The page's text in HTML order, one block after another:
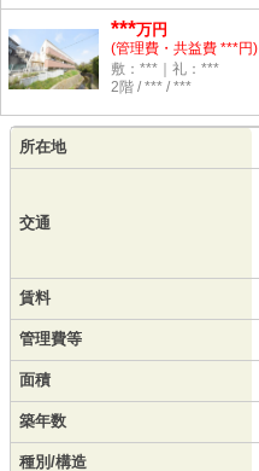
***万円
(管理費・共益費 ***円)
敷：***｜礼：***
2階 / *** / ***
所在地
交通
賃料
管理費等
面積
築年数
種別/構造